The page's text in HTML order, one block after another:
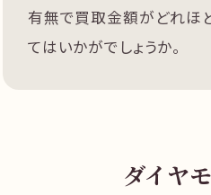
有無で買取金額がどれほ
てはいかがでしょうか。
ダイヤ